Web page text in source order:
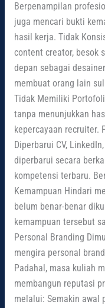
Berpenampilan
juga mencari bukti
hasil kerja. Tidak
content creator, besok
depan sebagai
membuat orang lain
Tidak Memiliki
tanpa menunjukkan
kepercayaan recruiter.
Diperbarui CV,
diperbarui secara
kompetensi terbaru.
Kemampuan Hindari
belum benar-benar
kemampuan tersebut
Personal Branding
mengira personal
Padahal, masa kuliah
membangun reputasi
melalui: Semakin awal